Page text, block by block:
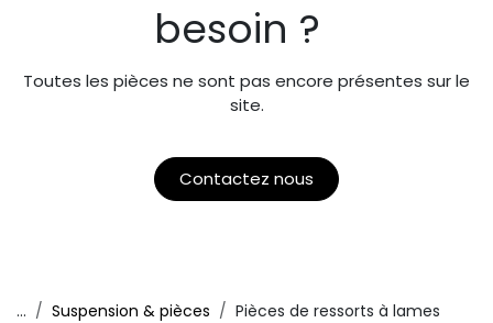
besoin ?
Toutes les pièces ne sont pas encore présentes sur le
site.
Contactez nous
... Suspension & pièces Pièces de ressorts à lames